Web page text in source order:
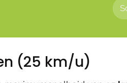
(25 km/u)